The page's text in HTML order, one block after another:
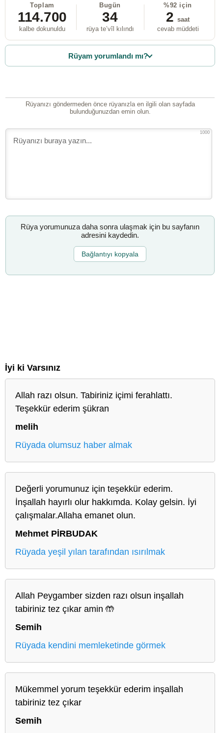
Toplam
114.700
kalbe dokunuldu
Bugün
34
rüya te’vîl kılındı
%92 için
2 saat
cevab müddeti
Rüyam yorumlandı mı?
Rüyanızı göndermeden önce rüyanızla en ilgili olan sayfada
bulunduğunuzdan emin olun.
1000
Rüya yorumunuza daha sonra ulaşmak için bu sayfanın
adresini kaydedin.
Bağlantıyı kopyala
İyi ki Varsınız
Allah razı olsun. Tabiriniz içimi ferahlattı.
Teşekkür ederim şükran
melih
Rüyada olumsuz haber almak
Değerli yorumunuz için teşekkür ederim.
İnşallah hayırlı olur hakkımda. Kolay gelsin. İyi
çalışmalar.Allaha emanet olun.
Mehmet PİRBUDAK
Rüyada yeşil yılan tarafından ısırılmak
Allah Peygamber sizden razı olsun inşallah
tabiriniz tez çıkar amin 🤲
Semih
Rüyada kendini memleketinde görmek
Mükemmel yorum teşekkür ederim inşallah
tabiriniz tez çıkar
Semih